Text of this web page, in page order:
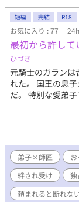
短編 完結 R18
お気に入り : 77
最初から許して
ひづき
元騎士のガランは
れた。 国王の息
だ。 特別な愛弟
弟子×師匠
絆され受け
独
頼まれると断れな